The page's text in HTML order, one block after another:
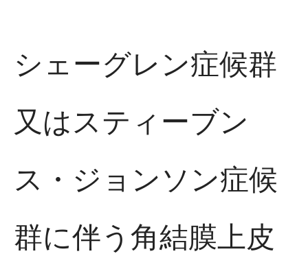
シェーグレン症候群
又はスティーブン
ス・ジョンソン症候
群に伴う角結膜上皮